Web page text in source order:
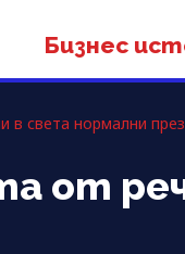
Бизнес
в света нормални през
от